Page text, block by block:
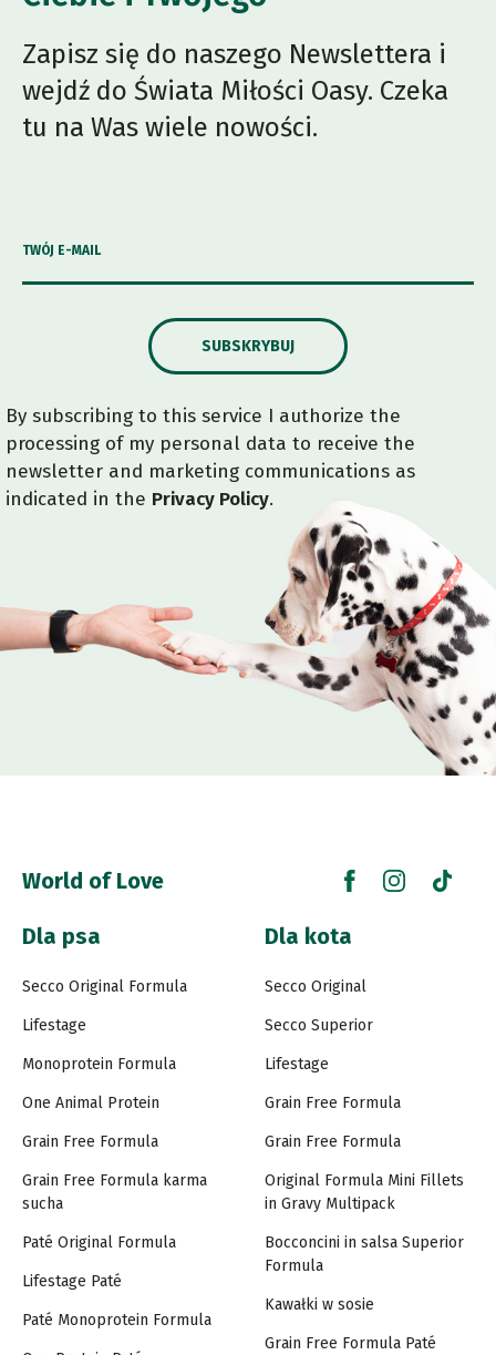
Zapisz się do naszego Newslettera i
wejdź do Świata Miłości Oasy. Czeka
tu na Was wiele nowości.
TWÓJ E-MAIL
SUBSKRYBUJ
By subscribing to this service I authorize the
processing of my personal data to receive the
newsletter and marketing communications as
indicated in the Privacy Policy.
World of Love
Dla psa
Secco Original Formula
Lifestage
Monoprotein Formula
One Animal Protein
Grain Free Formula
Grain Free Formula karma
sucha
Paté Original Formula
Lifestage Paté
Paté Monoprotein Formula
Dla kota
Secco Original
Secco Superior
Lifestage
Grain Free Formula
Grain Free Formula
Original Formula Mini Fillets
in Gravy Multipack
Bocconcini in salsa Superior
Formula
Kawałki w sosie
Grain Free Formula Paté